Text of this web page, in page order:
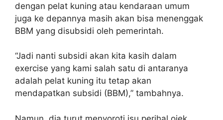
dengan pelat kuning atau kendaraan umum
juga ke depannya masih akan bisa menenggak
BBM yang disubsidi oleh pemerintah.
“Jadi nanti subsidi akan kita kasih dalam
exercise yang kami salah satu di antaranya
adalah pelat kuning itu tetap akan
mendapatkan subsidi (BBM),” tambahnya.